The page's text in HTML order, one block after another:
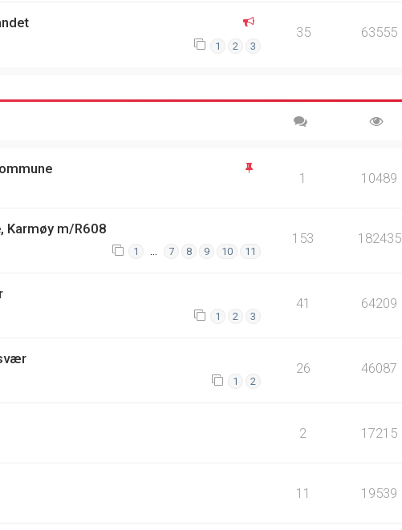
1 2 3
35 63555
1 10489
Karmøy m/R608
1 7 8 9 10 11
153 182435
1 2 3
41 64209
1 2
26 46087
2 17215
11 19539